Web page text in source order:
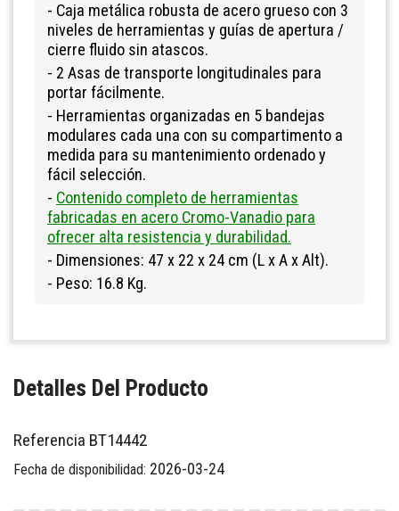
- Caja metálica robusta de acero grueso con 3
niveles de herramientas y guías de apertura /
cierre fluido sin atascos.
- 2 Asas de transporte longitudinales para
portar fácilmente.
- Herramientas organizadas en 5 bandejas
modulares cada una con su compartimento a
medida para su mantenimiento ordenado y
fácil selección.
- Contenido completo de herramientas
fabricadas en acero Cromo-Vanadio para
ofrecer alta resistencia y durabilidad.
- Dimensiones: 47 x 22 x 24 cm (L x A x Alt).
- Peso: 16.8 Kg.
Detalles Del Producto
Referencia BT14442
Fecha de disponibilidad: 2026-03-24